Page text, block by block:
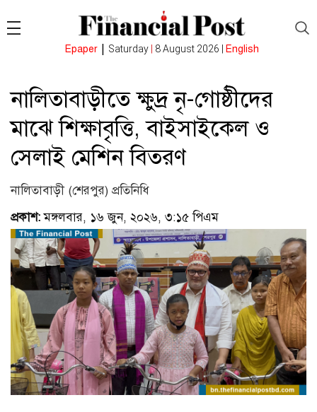
Epaper| Saturday 8 August 2026 | English
নালিতাবাড়ীতে ক্ষুদ্র নৃ-গোষ্ঠীদের
মাঝে শিক্ষাবৃত্তি, বাইসাইকেল ও
সেলাই মেশিন বিতরণ
নালিতাবাড়ী (শেরপুর) প্রতিনিধি
প্রকাশ:মঙ্গলবার, ১৬ জুন, ২০২৬, ৩:১৫ পিএম